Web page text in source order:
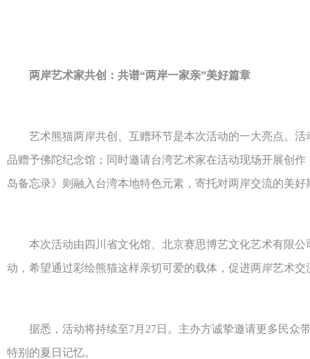
两岸艺术家共创：共谱“两岸一家亲”美好篇章
艺术熊猫两岸共创、互赠环节是本次活动的一大亮点。活
品赠予佛陀纪念馆；同时邀请台湾艺术家在活动现场开展创
岛备忘录》则融入台湾本地特色元素，寄托对两岸交流的美
本次活动由四川省文化馆、北京赛思博艺文化艺术有限公
动，希望通过彩绘熊猫这样亲切可爱的载体，促进两岸艺术
据悉，活动将持续至7月27日。主办方诚挚邀请更多民众
特别的夏日记忆。